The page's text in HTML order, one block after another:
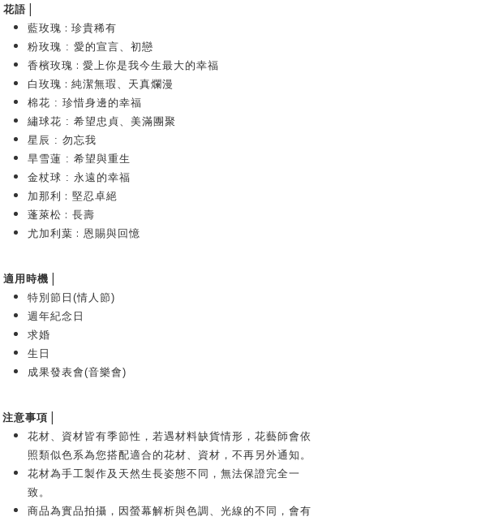
花語|
藍玫瑰 : 珍貴稀有
粉玫瑰 : 愛的宣言、初戀
香檳玫瑰 : 愛上你是我今生最大的幸福
白玫瑰 : 純潔無瑕、天真爛漫
棉花 : 珍惜身邊的幸福
繡球花 : 希望忠貞、美滿團聚
星辰 : 勿忘我
旱雪蓮 : 希望與重生
金杖球 : 永遠的幸福
加那利 : 堅忍卓絕
蓬萊松 : 長壽
尤加利葉 : 恩賜與回憶
| 適用時機 |
特別節日(情人節)
週年紀念日
求婚
生日
成果發表會(音樂會)
注意事項 |
花材、資材皆有季節性，若遇材料缺貨情形，花藝師會依
照類似色系為您搭配適合的花材、資材，不再另外通知。
花材為手工製作及天然生長姿態不同，無法保證完全一
致。
商品為實品拍攝，因螢幕解析與色調、光線的不同，會有